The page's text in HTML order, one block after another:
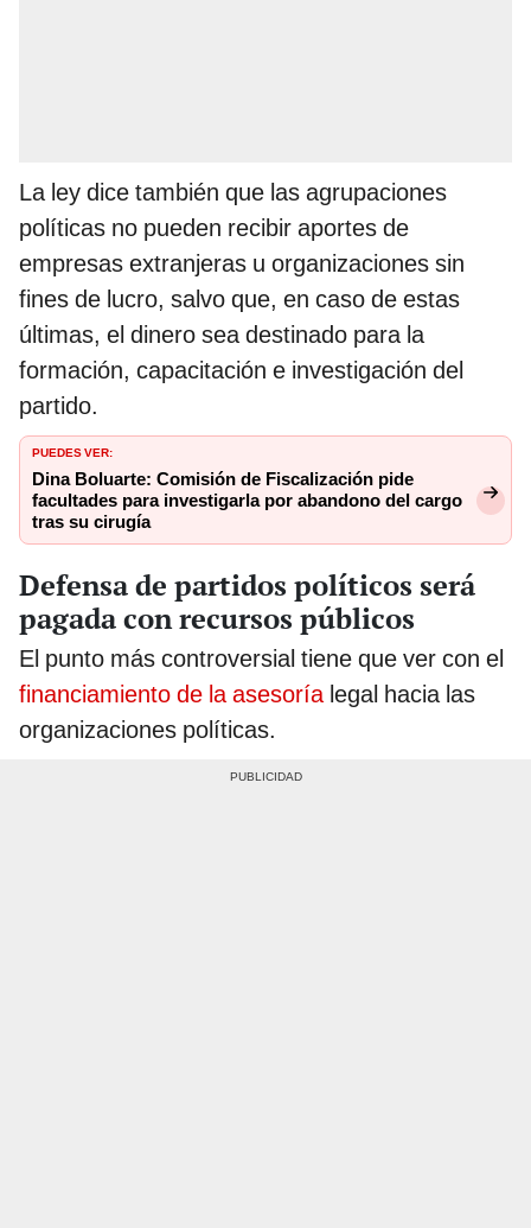
La ley dice también que las agrupaciones
políticas no pueden recibir aportes de
empresas extranjeras u organizaciones sin
fines de lucro, salvo que, en caso de estas
últimas, el dinero sea destinado para la
formación, capacitación e investigación del
partido.
PUEDES VER:
Dina Boluarte: Comisión de Fiscalización pide
facultades para investigarla por abandono del cargo
tras su cirugía
Defensa de partidos políticos será
pagada con recursos públicos
El punto más controversial tiene que ver con el
financiamiento de la asesoríalegal hacia las
organizaciones políticas.